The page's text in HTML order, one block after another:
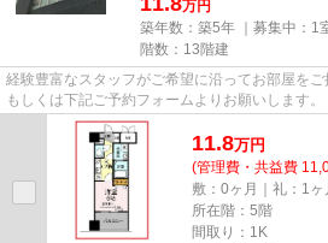
万円
築年数：築5年 ｜募集中： 1
階数：13階建
経験豊富なスタッフがご希望に沿ってお部屋を
もしくは下記ご予約フォームよりお願いします。
11.8万円
(管理費・共益費
敷：0ヶ月｜礼：1ヶ
所在階：5階
間取り：1K